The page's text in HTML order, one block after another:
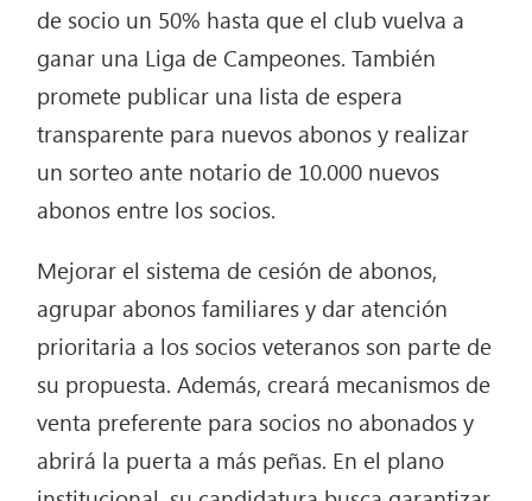
de socio un 50% hasta que el club vuelva a
ganar una Liga de Campeones. También
promete publicar una lista de espera
transparente para nuevos abonos y realizar
un sorteo ante notario de 10.000 nuevos
abonos entre los socios.
Mejorar el sistema de cesión de abonos,
agrupar abonos familiares y dar atención
prioritaria a los socios veteranos son parte de
su propuesta. Además, creará mecanismos de
venta preferente para socios no abonados y
abrirá la puerta a más peñas. En el plano